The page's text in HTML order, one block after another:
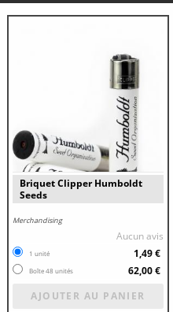
Briquet Clipper Humboldt
Seeds
Merchandising
Aucun avis
1 unité 1,49 €
Boîte 48 unités
62,00 €
AJOUTER AU PANIER